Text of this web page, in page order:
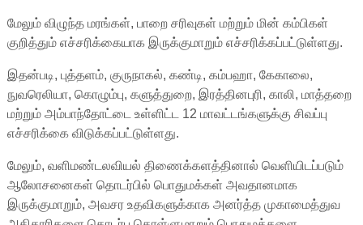
மேலும் விழுந்த மரங்கள், பாறை சரிவுகள் மற்றும் மின் கம்பிகள்
குறித்தும் எச்சரிக்கையாக இருக்குமாறும் எச்சரிக்கப்பட்டுள்ளது.
இதன்படி, புத்தளம், குருநாகல், கண்டி, கம்பஹா, கேகாலை,
நுவரெலியா, கொழும்பு, களுத்துறை, இரத்தினபுரி, காலி, மாத்தறை
மற்றும் அம்பாந்தோட்டை உள்ளிட்ட 12 மாவட்டங்களுக்கு சிவப்பு
எச்சரிக்கை விடுக்கப்பட்டுள்ளது.
மேலும், வளிமண்டலவியல் திணைக்களத்தினால் வெளியிடப்படும்
ஆலோசனைகள் தொடர்பில் பொதுமக்கள் அவதானமாக
இருக்குமாறும், அவசர உதவிகளுக்காக அனர்த்த முகாமைத்துவ